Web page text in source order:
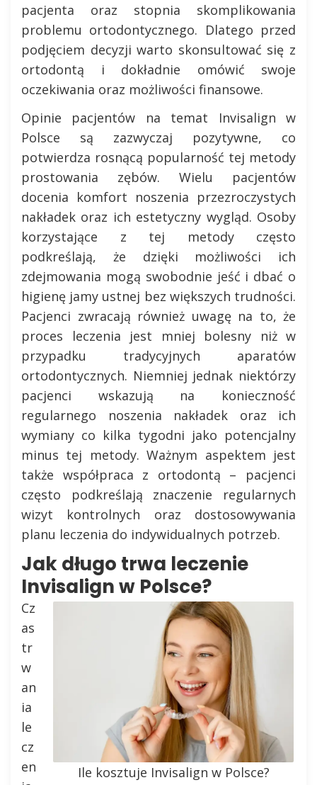
pacjenta oraz stopnia skomplikowania
problemu ortodontycznego. Dlatego przed
podjęciem decyzji warto skonsultować się z
ortodontą i dokładnie omówić swoje
oczekiwania oraz możliwości finansowe.
Opinie pacjentów na temat Invisalign w
Polsce są zazwyczaj pozytywne, co
potwierdza rosnącą popularność tej metody
prostowania zębów. Wielu pacjentów
docenia komfort noszenia przezroczystych
nakładek oraz ich estetyczny wygląd. Osoby
korzystające z tej metody często
podkreślają, że dzięki możliwości ich
zdejmowania mogą swobodnie jeść i dbać o
higienę jamy ustnej bez większych trudności.
Pacjenci zwracają również uwagę na to, że
proces leczenia jest mniej bolesny niż w
przypadku tradycyjnych aparatów
ortodontycznych. Niemniej jednak niektórzy
pacjenci wskazują na konieczność
regularnego noszenia nakładek oraz ich
wymiany co kilka tygodni jako potencjalny
minus tej metody. Ważnym aspektem jest
także współpraca z ortodontą – pacjenci
często podkreślają znaczenie regularnych
wizyt kontrolnych oraz dostosowywania
planu leczenia do indywidualnych potrzeb.
Jak długo trwa leczenie
Invisalign w Polsce?
Ile kosztuje Invisalign w Polsce?
Cz
as
tr
w
an
ia
le
cz
en